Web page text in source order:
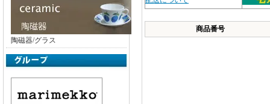
陶磁器/グラス
商品番号